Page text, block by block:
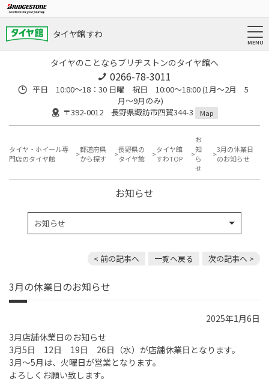
タイヤ館 すわ
タイヤのことならブリヂストンのタイヤ館へ
0266-78-3011
平日 10:00〜18：30 日曜 祝日 10:00〜18:00 (1月〜2月 5
月〜9月のみ)
〒392-0012 長野県諏訪市四賀344-3
Map
タイヤ・ホイール専
門店のタイヤ館
都道府県
から探す
長野県の
タイヤ館
タイヤ館
すわTOP
お
知
ら
せ
3月の休業日
のお知らせ
お知らせ
お知らせ
< 前の記事へ 一覧へ戻る 次の記事へ >
3月の休業日のお知らせ
2025年1月6日
3月店舗休業日のお知らせ
3月5日 12日 19日 26日（水）が店舗休業日となります。
3月～5月は、火曜日が営業となります。
よろしくお願い致します。